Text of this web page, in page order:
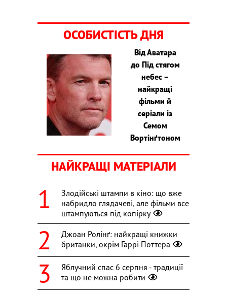
ОСОБИСТІСТЬ ДНЯ
Від Аватара
до Під стягом
небес –
найкращі
фільми й
серіали із
Семом
Вортінґтоном
НАЙКРАЩІ МАТЕРІАЛИ
Злодійські штампи в кіно: що вже
набридло глядачеві, але фільми все
штампуються під копірку
Джоан Ролінґ: найкращі книжки
британки, окрім Гаррі Поттера
Яблучний спас 6 серпня - традиції
та що не можна робити